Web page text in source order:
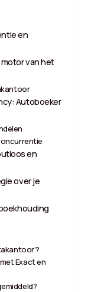
en
van het
Autoboeker
en
over je
Exact en